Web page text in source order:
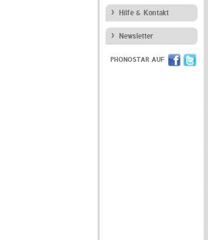
Hilfe & Kontakt
Newsletter
PHONOSTAR AUF